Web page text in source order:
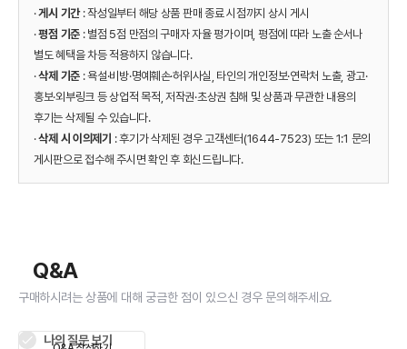
·게시 기간: 작성일부터 해당 상품 판매 종료 시점까지 상시 게시
·평점 기준 : 별점 5점 만점의 구매자 자율 평가이며, 평점에 따라 노출 순서나
별도 혜택을 차등 적용하지 않습니다.
·삭제 기준 : 욕설·비방·명예훼손·허위사실, 타인의 개인정보·연락처 노출, 광고·
홍보·외부링크 등 상업적 목적, 저작권·초상권 침해 및 상품과 무관한 내용의
후기는 삭제될 수 있습니다.
·삭제 시 이의제기 : 후기가 삭제된 경우 고객센터(1644-7523) 또는 1:1 문의
게시판으로 접수해 주시면 확인 후 회신드립니다.
Q&A
구매하시려는 상품에 대해 궁금한 점이 있으신 경우 문의해주세요.
나의 질문 보기